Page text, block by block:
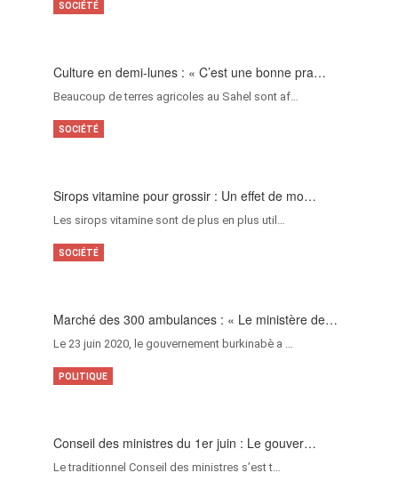
Culture en demi-lunes : « C’est une bonne pra…
Beaucoup de terres agricoles au Sahel sont af…
SOCIÉTÉ
Sirops vitamine pour grossir : Un effet de mo…
Les sirops vitamine sont de plus en plus util…
SOCIÉTÉ
Marché des 300 ambulances : « Le ministère de…
Le 23 juin 2020, le gouvernement burkinabè a …
SOCIÉTÉ
Conseil des ministres du 1er juin : Le gouver…
Le traditionnel Conseil des ministres s’est t…
POLITIQUE